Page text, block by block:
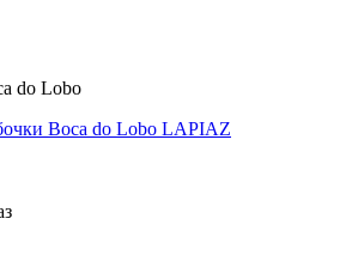
do Lobo
Boca do Lobo LAPIAZ